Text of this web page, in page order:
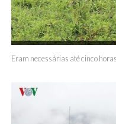
Eram necessárias até cinco